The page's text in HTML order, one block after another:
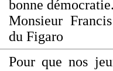
bonne
Monsieur
du Figaro
Pour que nos